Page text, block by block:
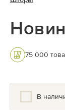
75 000
В